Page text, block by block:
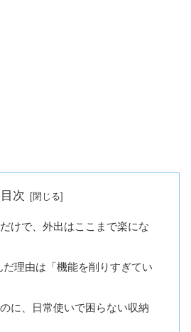
目次
けで、外出はここまで楽にな
だ理由は「機能を削りすぎてい
に、日常使いで困らない収納